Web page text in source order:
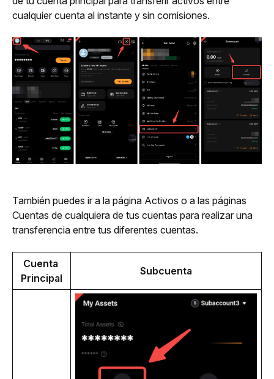
cualquier cuenta al instante y sin comisiones.
También puedes ir a la página Activos o a las páginas
Cuentas de cualquiera de tus cuentas para realizar una
transferencia entre tus diferentes cuentas.
Cuenta
Principal
Subcuenta